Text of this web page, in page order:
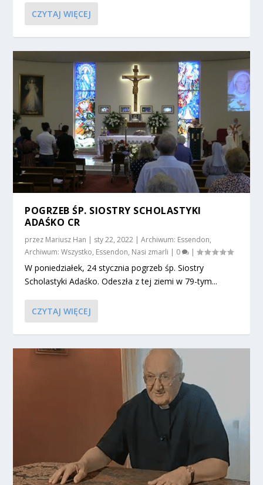
CZYTAJ WIĘCEJ
POGRZEB ŚP. SIOSTRY SCHOLASTYKI
ADAŚKO CR
przez Mariusz Han | sty 22, 2022 |Archiwum: Essendon,
Archiwum: Wszystko, Essendon, Nasi zmarli | 0 |
W poniedziałek, 24 stycznia pogrzeb śp. Siostry
Scholastyki Adaśko. Odeszła z tej ziemi w 79-tym...
CZYTAJ WIĘCEJ